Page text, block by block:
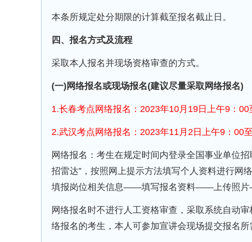
本条所规定处分期限的计算截至报名截止日。
四、报名方式及流程
采取本人报名并现场资格审查的方式。
(一)网络报名或现场报名(建议尽量采取网络报名)
1.长春考点网络报名：2023年10月19日上午9：
2.武汉考点网络报名：2023年11月2日上午9：00
网络报名：考生在规定时间内登录全国事业单位
招雷达”，按照网上提示方法填写个人资料进行
填报岗位相关信息——填写报名资料——上传照
网络报名时不进行人工资格审查，采取系统自动
络报名的考生，本人可参加宣讲会现场提交报名